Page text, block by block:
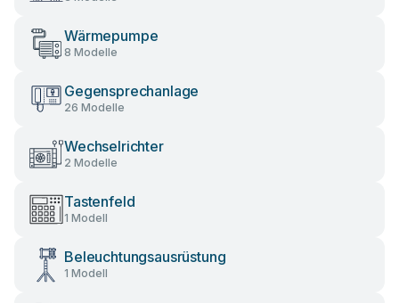
Wärmepumpe
8 Modelle
Gegensprechanlage
26 Modelle
Wechselrichter
2 Modelle
Tastenfeld
1 Modell
Beleuchtungsausrüstung
1 Modell